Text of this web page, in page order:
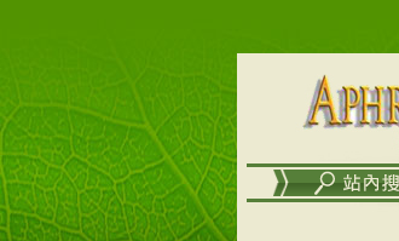
列，可
在外租
理員、
取件者
【郵局i
【i郵箱